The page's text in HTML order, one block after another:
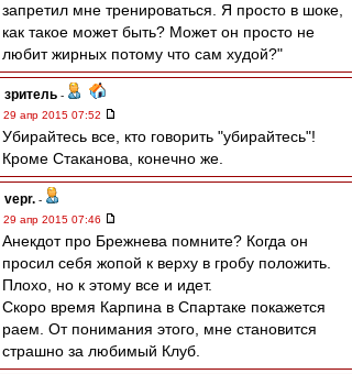
запретил мне тренироваться. Я просто в шоке,
как такое может быть? Может он просто не
любит жирных потому что сам худой?"
зpитель -
29 апр 2015 07:52
Убирайтесь все, кто говорить "убирайтесь"!
Кроме Стаканова, конечно же.
vepr. -
29 апр 2015 07:46
Анекдот про Брежнева помните? Когда он
просил себя жопой к верху в гробу положить.
Плохо, но к этому все и идет.
Скоро время Карпина в Спартаке покажется
раем. От понимания этого, мне становится
страшно за любимый Клуб.